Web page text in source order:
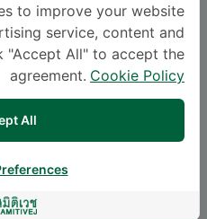
اللغة
to improve your website
service, content and
"Accept All" to accept the
agreement. Cookie Policy
All